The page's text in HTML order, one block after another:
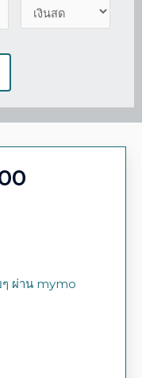
ๆ ผ่าน mymo